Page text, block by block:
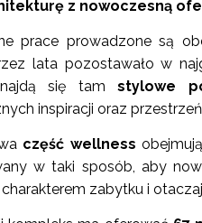
z nowoczesną
prace prowadzone są
lata pozostawało w
się tamstylowe
inspiracji oraz
część wellness
w taki sposób, aby
zabytku i